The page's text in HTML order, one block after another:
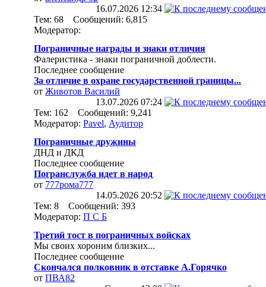
16.07.2026 12:34
Тем: 68 Сообщений: 6,815
Модератор:
Пограничные награды и знаки отличия
Фалеристика - знаки пограничной доблести.
Последнее сообщение
За отличие в охране государственной границы...
от Животов Василий
13.07.2026 07:24
Тем: 162 Сообщений: 9,241
Модератор: Pavel, Аудитор
Пограничные дружины
ДНД и ДКД
Последнее сообщение
Погранслужба идет в народ
от 777рома777
14.05.2026 20:52
Тем: 8 Сообщений: 393
Модератор: П С Б
Третий тост в пограничных войсках
Мы своих хороним близких...
Последнее сообщение
Скончался полковник в отставке А.Горячко
от ПВА82